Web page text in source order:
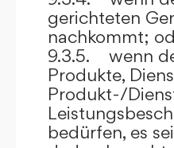
gerichteten
nachkommt;
9.3.5. wenn
Produkte,
Produkt-/
bedürfen, es